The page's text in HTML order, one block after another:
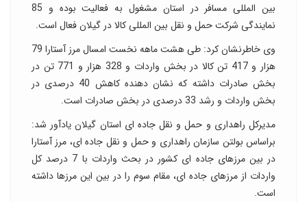
بین المللی مسافر در استان مشغول به فعالیت بوده و 85
نمایندگی شرکت حمل و نقل بین المللی کالا در گیلان فعال است.
وی خاطرنشان کرد: طی هشت ماهه نخست امسال مرز آستارا 79
هزار و 417 تن کالا در بخش واردات و 328 هزار و 771 تن در
بخش صادرات داشته که نشان دهنده کاهش 40 درصدی در
بخش واردات و رشد 33 درصدی در بخش صادرات است.
مدیرکل راهداری و حمل و نقل جاده ای استان گیلان یادآور شد:
براساس بولتن سازمان راهداری و حمل و نقل جاده ای، مرز آستارا
در بین مرزهای جاده ای کشور در بحث واردات با 7 درصد کل
واردات از مرزهای جاده ای، مقام سوم را در بین این مرزها داشته
است.